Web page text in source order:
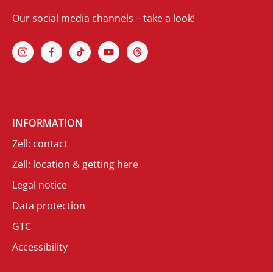
Our social media channels – take a look!
INFORMATION
Zell: contact
Zell: location & getting here
Legal notice
Data protection
GTC
Accessibility